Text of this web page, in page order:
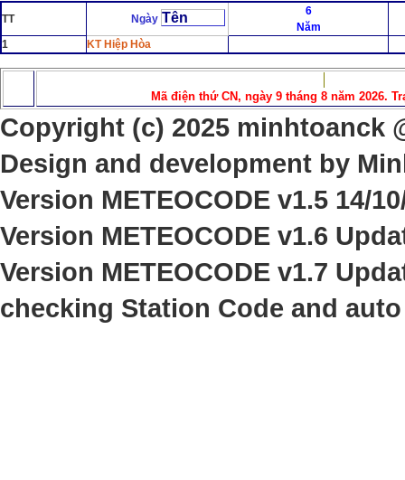
TT Ngày Tên
6
Năm
1
KT Hiệp Hòa
Mã điện thứ CN, ngày 9 tháng 8 năm 2026.
Copyright (c) 2025 minhtoanck
Design and development by
Version METEOCODE v1.5 14/
Version METEOCODE v1.6
Version METEOCODE v1.7
checking Station Code and